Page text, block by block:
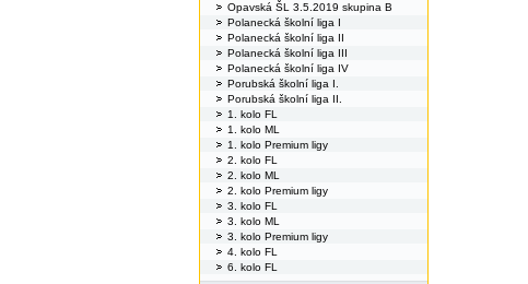
Opavská ŠL 3.5.2019 skupina B
Polanecká školní liga I
Polanecká školní liga II
Polanecká školní liga III
Polanecká školní liga IV
Porubská školní liga I.
Porubská školní liga II.
1. kolo FL
1. kolo ML
1. kolo Premium ligy
2. kolo FL
2. kolo ML
2. kolo Premium ligy
3. kolo FL
3. kolo ML
3. kolo Premium ligy
4. kolo FL
6. kolo FL